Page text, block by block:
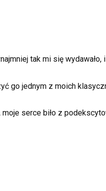
tak mi się
go jednym z moich
serce biło z